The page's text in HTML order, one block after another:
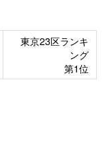
東京23区ランキ
ング
第1位